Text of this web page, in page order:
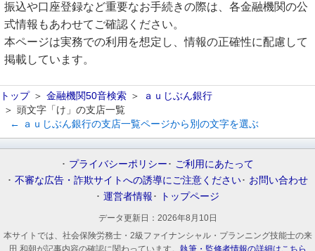
振込や口座登録など重要なお手続きの際は、各金融機関の公
式情報もあわせてご確認ください。
本ページは実務での利用を想定し、情報の正確性に配慮して
掲載しています。
トップ 金融機関50音検索
ａｕじぶん銀行
頭文字「け」の支店一覧
← ａｕじぶん銀行の支店一覧ページから別の文字を選ぶ
プライバシーポリシー
ご利用にあたって
不審な広告・詐欺サイトへの誘導にご注意ください
お問い合わせ
運営者情報
トップページ
データ更新日： 2026年8月10日
本サイトでは、社会保険労務士・2級ファイナンシャル・プランニング技能士の来
田 和朝が記事内容の確認に関わっています。 執筆・監修者情報の詳細はこちら